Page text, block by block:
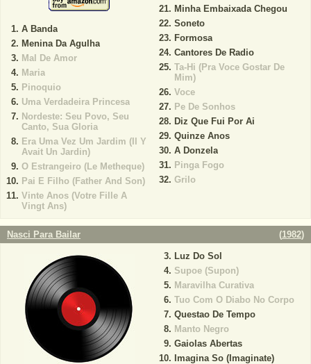
A Banda
Menina Da Agulha
Mal De Amor
Maria
Pinoquio
Uma Verdadeira Princesa
Nordeste: Seu Povo, Seu
Canto, Sua Gloria
Era Uma Vez Um Jardim (Il Y
Avait Un Jardin)
O Estrangeiro (Le Metheque)
Pai E Filho (Father And Son)
Vinte Anos (Votre Fille A
Vingt Ans)
Minha Embaixada Chegou
Soneto
Formosa
Cantores De Radio
Ta-Hi (Pra Voce Gostar De
Mim)
Voce
Pe De Sonhos
Diz Que Fui Por Ai
Quinze Anos
A Donzela
Pinga Fogo
Grilo
Nasci Para Bailar (1982)
Luz Do Sol
Supoe (Supon)
Maravilha Curativa
Tuo Com O Diabo No Corpo
Questao De Tempo
Manto Negro
Gaiolas Abertas
Imagina So (Imaginate)